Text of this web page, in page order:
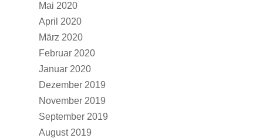
Mai 2020
April 2020
März 2020
Februar 2020
Januar 2020
Dezember 2019
November 2019
September 2019
August 2019